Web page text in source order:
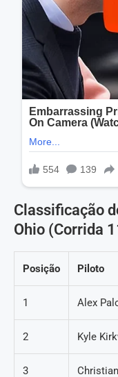
Classificação
Ohio (Corrida
Posição Piloto
1 Alex
2 Kyle
3